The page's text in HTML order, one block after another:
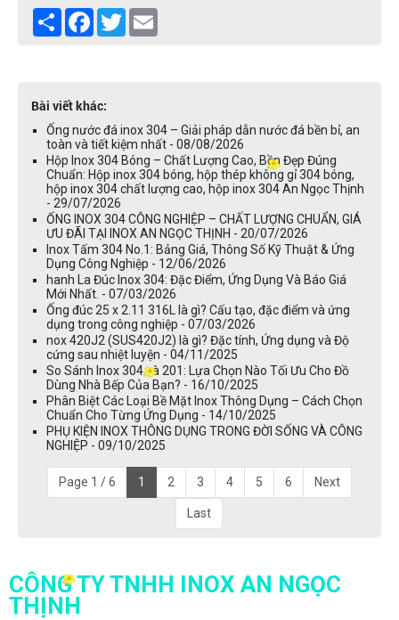
Share Facebook
Twitter
Bài viết khác:
Ống nước đá inox 304 – Giải pháp dẫn nước đá bền bỉ, an
toàn và tiết kiệm nhất - 08/08/2026
Hộp Inox 304 Bóng – Chất Lượng Cao, Bền Đẹp Đúng
Chuẩn: Hộp inox 304 bóng, hộp thép không gỉ 304 bóng,
hộp inox 304 chất lượng cao, hộp inox 304 An Ngọc Thịnh
- 29/07/2026
ỐNG INOX 304 CÔNG NGHIỆP – CHẤT LƯỢNG CHUẨN, GIÁ
ƯU ĐÃI TẠI INOX AN NGỌC THỊNH - 20/07/2026
Inox Tấm 304 No.1: Bảng Giá, Thông Số Kỹ Thuật & Ứng
Dụng Công Nghiệp - 12/06/2026
hanh La Đúc Inox 304: Đặc Điểm, Ứng Dụng Và Báo Giá
Mới Nhất. - 07/03/2026
Ống đúc 25 x 2.11 316L là gì? Cấu tạo, đặc điểm và ứng
dụng trong công nghiệp - 07/03/2026
nox 420J2 (SUS420J2) là gì? Đặc tính, Ứng dụng và Độ
cứng sau nhiệt luyện - 04/11/2025
So Sánh Inox 304 và 201: Lựa Chọn Nào Tối Ưu Cho Đồ
Dùng Nhà Bếp Của Bạn? - 16/10/2025
Phân Biệt Các Loại Bề Mặt Inox Thông Dụng – Cách Chọn
Chuẩn Cho Từng Ứng Dụng - 14/10/2025
PHỤ KIỆN INOX THÔNG DỤNG TRONG ĐỜI SỐNG VÀ CÔNG
NGHIỆP - 09/10/2025
Page 1 / 6 1 2 3 4 5 6 Next
Last
CÔNG TY TNHH INOX AN NGỌC
THỊNH